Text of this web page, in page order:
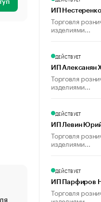
«От спорта тело
ИП
Торговля
изделиями...
ДЕЙСТВУЕТ
ИП Алексанян
Торговля
изделиями...
ДЕЙСТВУЕТ
ИП Левин
Торговля
изделиями...
ДЕЙСТВУЕТ
ИП Парфиров
Торговля